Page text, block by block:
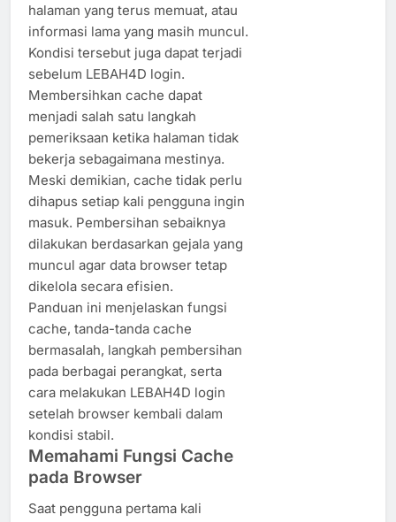
halaman yang terus memuat, atau
informasi lama yang masih muncul.
Kondisi tersebut juga dapat terjadi
sebelum LEBAH4D login.
Membersihkan cache dapat
menjadi salah satu langkah
pemeriksaan ketika halaman tidak
bekerja sebagaimana mestinya.
Meski demikian, cache tidak perlu
dihapus setiap kali pengguna ingin
masuk. Pembersihan sebaiknya
dilakukan berdasarkan gejala yang
muncul agar data browser tetap
dikelola secara efisien.
Panduan ini menjelaskan fungsi
cache, tanda-tanda cache
bermasalah, langkah pembersihan
pada berbagai perangkat, serta
cara melakukan LEBAH4D login
setelah browser kembali dalam
kondisi stabil.
Memahami Fungsi Cache
pada Browser
Saat pengguna pertama kali